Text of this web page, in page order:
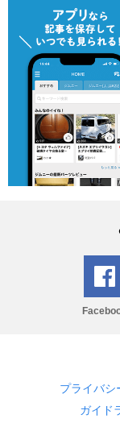
プライバシ
ガイド